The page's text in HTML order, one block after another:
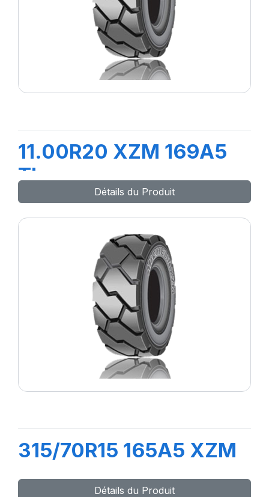
11.00R20 XZM 169A5
TL
Détails du Produit
315/70R15 165A5 XZM
Détails du Produit